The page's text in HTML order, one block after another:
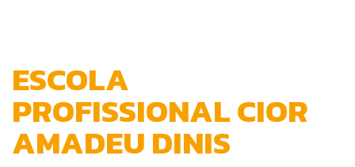
ESCOLA
PROFISSIONALCIOR
AMADEUDINIS